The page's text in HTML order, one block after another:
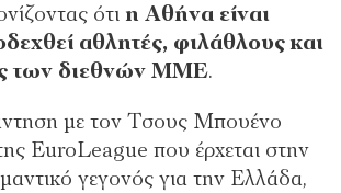
ότι η Αθήνα είναι
αθλητές, φιλάθλους και
των διεθνών ΜΜΕ.
με τον Τσους Μπουένο
EuroLeague που έρχεται στην
γεγονός για την Ελλάδα,